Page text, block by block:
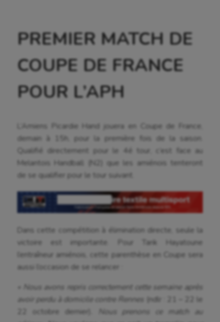
Aéronautique
Athlétisme
Auto
Ballon au poing
PREMIER MATCH DE
COUPE DE FRANCE
POUR L’APH
L’Amiens Picardie Hand jouera en Coupe de France,
demain à 15h, pour la première fois de la saison.
Qualifié directement pour le 4é tour, c’est face au
Melantois Handball (N2) que les amiénois tenteront
de se qualifier pour le tour suivant.
Dans cette compétition à élimination directe, seule la
victoire est importante. Pour Tarik Hayatoune
l’entraîneur amiénois, cette parenthèse en Coupe sera
aussi l’occasion de se relancer :
« Nous avons repris correctement cette semaine après
avoir perdu à domicile contre Rennes
(ndlr : 21 – 22 le
22 octobre dernier)
. Nous prenons ce match au